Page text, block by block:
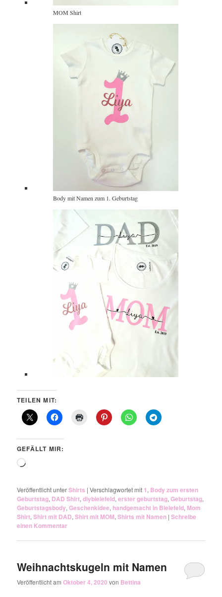
MOM Shirt
Body mit Namen zum 1. Geburtstag
TEILEN MIT:
GEFÄLLT MIR:
Wird
Veröffentlicht unterShirts |Verschlagwortet mit 1, Body zum ersten
Geburtstag, DAD Shirt,diybielefeld,erster geburtstag,Geburtstag,
Geburtstagsbody,Geschenkidee, handgemacht in Bielefeld, Mom
Shirt,Shirt mit DAD,Shirt mit MOM,Shirts mit Namen |Schreibe
einen Kommentar
Weihnachtskugeln mit Namen
Veröffentlicht amOktober 4, 2020 von Bettina